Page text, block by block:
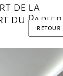
de la
du Papier
retour